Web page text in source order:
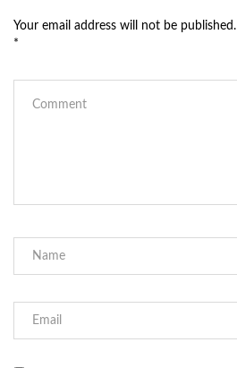
Your email address will not be published.
*